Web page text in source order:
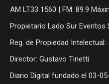
AM LT33 1560 | FM: 89.9
Propietario Lado Sur Eventos
Reg. de Propiedad Intelectual:
Director: Gustavo Tinetti
Diario Digital fundado el 03-